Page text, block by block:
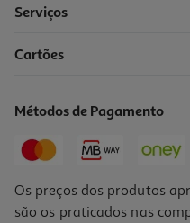
Serviços
Cartões
Métodos de Pagamento
Os preços dos produtos
são os praticados nas